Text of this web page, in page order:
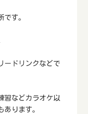
です。
ードリンクなどで
習などカラオケ以
あります。